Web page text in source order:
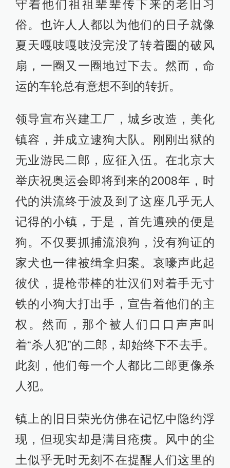
守着他们祖祖辈辈传下来的老旧习
俗。也许人人都以为他们的日子就像
夏天嘎吱嘎吱没完没了转着圈的破风
扇，一圈又一圈地过下去。然而，命
运的车轮总有意想不到的转折。
领导宣布兴建工厂，城乡改造，美化
镇容，并成立逮狗大队。刚刚出狱的
无业游民二郎，应征入伍。在北京大
举庆祝奥运会即将到来的2008年，时
代的洪流终于波及到了这座几乎无人
记得的小镇，于是，首先遭殃的便是
狗。不仅要抓捕流浪狗，没有狗证的
家犬也一律被缉拿归案。哀嚎声此起
彼伏，提枪带棒的壮汉们对着手无寸
铁的小狗大打出手，宣告着他们的主
权。然而，那个被人们口口声声叫
着“杀人犯”的二郎，却始终下不去手。
此刻，他们每一个人都比二郎更像杀
人犯。
镇上的旧日荣光仿佛在记忆中隐约浮
现，但现实却是满目疮痍。风中的尘
土似乎无时无刻不在提醒人们这里的